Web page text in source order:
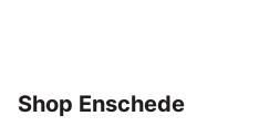
Shop Enschede